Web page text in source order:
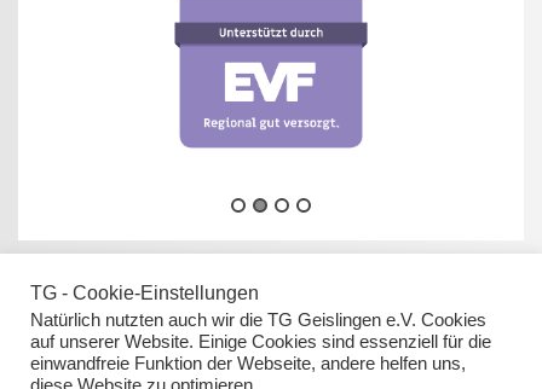
Datenschutz
TG - Cookie-Einstellungen
Natürlich nutzten auch wir die TG Geislingen e.V. Cookies
auf unserer Website. Einige Cookies sind essenziell für die
einwandfreie Funktion der Webseite, andere helfen uns,